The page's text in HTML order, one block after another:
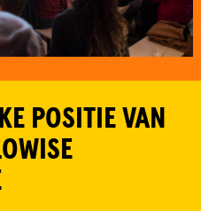
POSITIE VAN